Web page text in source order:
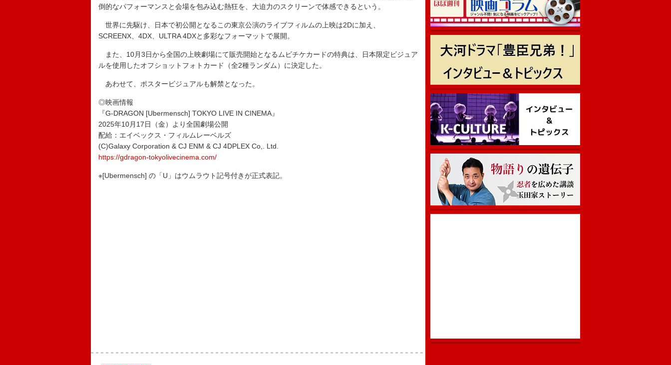
倒的なパフォーマンスと会場を包み込む熱狂を、大迫力のスクリーンで体感できるという。
世界に先駆け、日本で初公開となるこの東京公演のライブフィルムの上映は2Dに加え、
SCREENX、4DX、ULTRA 4DXと多彩なフォーマットで展開。
また、10月3日から全国の上映劇場にて販売開始となるムビチケカードの特典は、日本限定ビジュア
ルを使用したオフショットフォトカード（全2種ランダム）に決定した。
あわせて、ポスタービジュアルも解禁となった。
◎映画情報
『G-DRAGON [Ubermensch] TOKYO LIVE IN CINEMA』
2025年10月17日（金）より全国劇場公開
配給：エイベックス・フィルムレーベルズ
(C)Galaxy Corporation & CJ ENM & CJ 4DPLEX Co,. Ltd.
https://gdragon-tokyolivecinema.com/
※[Ubermensch] の「U」はウムラウト記号付きが正式表記。